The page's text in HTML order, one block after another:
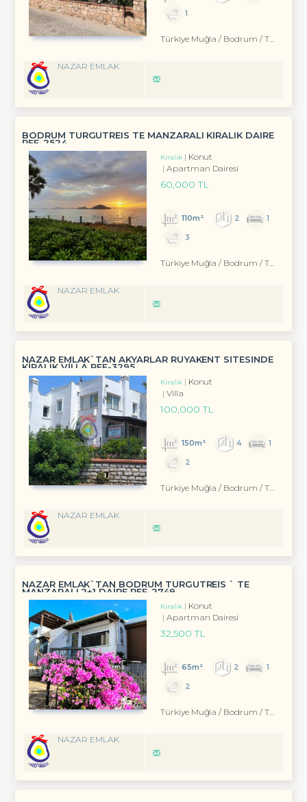
1
Türkiye Muğla / Bodrum / Turgutreis
NAZAR EMLAK
BODRUM TURGUTREIS TE MANZARALI KİRALIK DAIRE
REF-2524
Kiralık
Konut
Apartman Dairesi
60,000 TL
110m² 2
1
3
Türkiye Muğla / Bodrum / Turgutreis
NAZAR EMLAK
NAZAR EMLAK`TAN AKYARLAR RÜYAKENT SİTESİNDE
KİRALIK VİLLA REF-3295
Kiralık
Konut
Villa
100,000 TL
150m² 4
1
2
Türkiye Muğla / Bodrum / Turgutreis
NAZAR EMLAK
NAZAR EMLAK`TAN BODRUM TURGUTREİS ` TE
MANZARALI 2+1 DAİRE REF-2749
Kiralık
Konut
Apartman Dairesi
32,500 TL
65m² 2
1
2
Türkiye Muğla / Bodrum / Turgutreis
NAZAR EMLAK